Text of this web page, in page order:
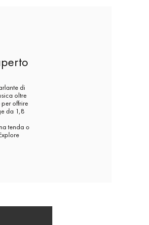
di
oltre
offrire
da 1,8
tenda o